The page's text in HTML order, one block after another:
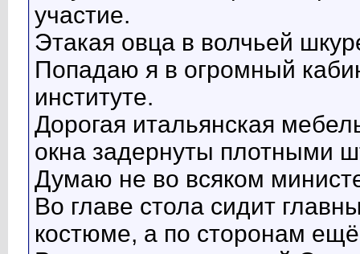
участие.
Этакая овца в волчьей
Попадаю я в огромный
институте.
Дорогая итальянская
окна задернуты плотными
Думаю не во всяком
Во главе стола сидит
костюме, а по сторонам